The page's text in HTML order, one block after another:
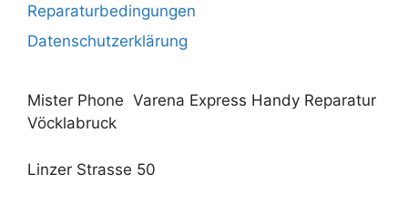
Reparaturbedingungen
Datenschutzerklärung
Mister Phone Varena Express Handy Reparatur
Vöcklabruck
Linzer Strasse 50